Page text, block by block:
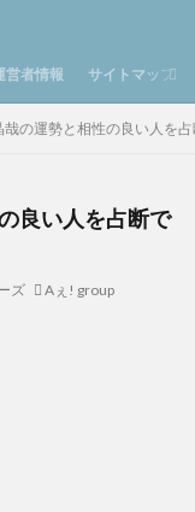
営者情報 サイトマップ
の運勢と相性の良い人を
良い人を占断で
ズ Aぇ! group